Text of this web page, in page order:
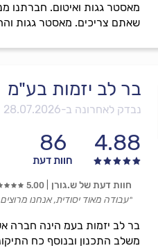
מאסטר גגות ואיטום. חברתנו
שאתם צריכים. מאסטר גגות
בר לב יזמות בע"מ
נבדק לאחרונה ב-28.07.2026
4.88
86
חוות דעת
בר לב יזמות בעמ הינה חברה
משלב התכנון ובנוסף כח
חוות דעת של ש.גורן 5.00
״עבודה מאוד יסודית, אנחנו